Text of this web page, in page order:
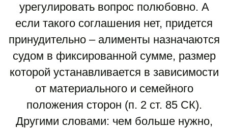
урегулировать вопрос полюбовно. А
если такого соглашения нет, придется
принудительно – алименты назначаются
судом в фиксированной сумме, размер
которой устанавливается в зависимости
от материального и семейного
положения сторон (п. 2 ст. 85 СК).
Другими словами: чем больше нужно,